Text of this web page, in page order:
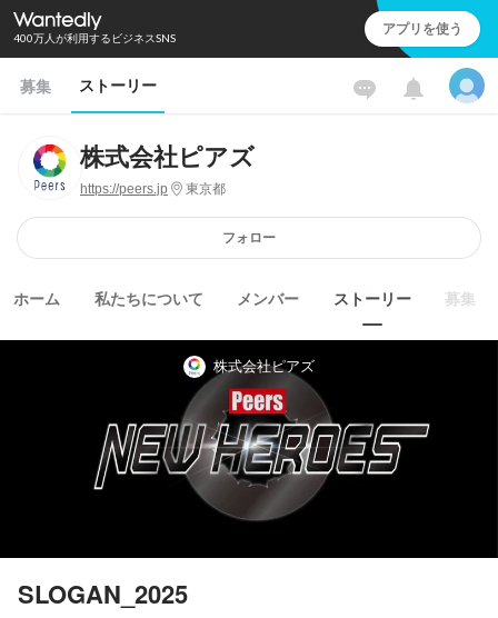
400万人が利用するビジネスSNS アプリを使う
募集 ストーリー
株式会社ピアズ
https://peers.jp 東京都
フォロー
ホーム 私たちについて メンバー ストーリー 募集
株式会社ピアズ
SLOGAN_2025